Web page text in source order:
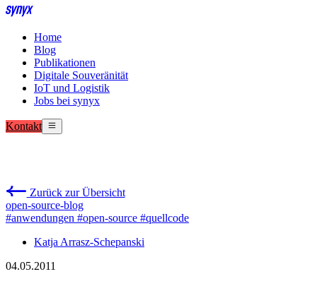
Home
Blog
Publikationen
Digitale Souveränität
IoT und Logistik
Jobs bei synyx
Kontakt
Zurück zur Übersicht
open-source-blog
#anwendungen #open-source #quellcode
Katja Arrasz-Schepanski
04.05.2011